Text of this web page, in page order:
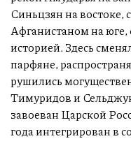
Синьцзян на востоке,
Афганистаном на юге,
историей. Здесь
парфяне,
рушились
Тимуридов и
завоеван Царской
года интегрирован в